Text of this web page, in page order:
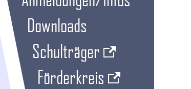
Downloads
Schulträger
Förderkreis